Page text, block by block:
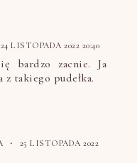
24 LISTOPADA 2022 20:40
bardzo zacnie. Ja
z takiego pudełka.
25 LISTOPADA 2022